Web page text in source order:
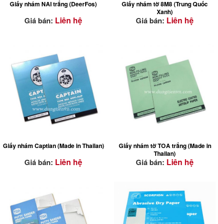
Giấy nhám NAI trắng (DeerFos)
Giá bán: Liên hệ
Giấy nhám tờ 8M8 (Trung Quốc
Xanh)
Giá bán: Liên hệ
Giấy nhám Captian (Made in Thailan)
Giá bán: Liên hệ
Giấy nhám tờ TOA trắng (Made in
Thailan)
Giá bán: Liên hệ